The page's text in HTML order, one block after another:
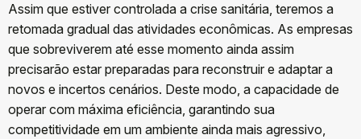
Assim que estiver controlada a crise sanitária, teremos a
retomada gradual das atividades econômicas. As empresas
que sobreviverem até esse momento ainda assim
precisarão estar preparadas para reconstruir e adaptar a
novos e incertos cenários. Deste modo, a capacidade de
operar com máxima eficiência, garantindo sua
competitividade em um ambiente ainda mais agressivo,